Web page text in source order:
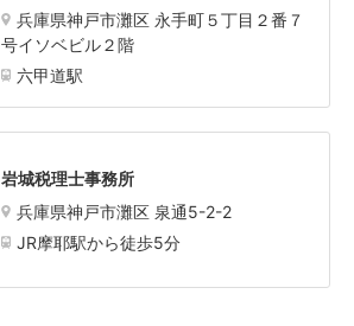
兵庫県神戸市灘区 永手町５丁目２番７
号イソベビル２階
六甲道駅
岩城税理士事務所
兵庫県神戸市灘区 泉通5-2-2
JR摩耶駅から徒歩5分